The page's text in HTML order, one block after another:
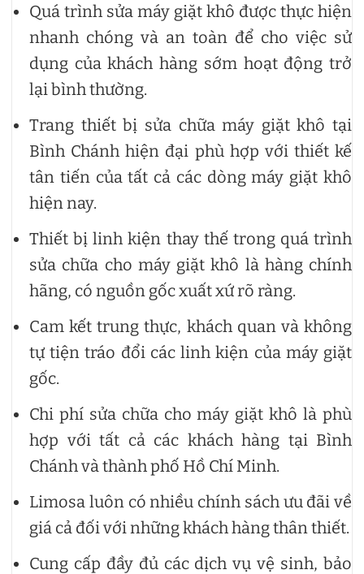
Quá trình sửa máy giặt khô được thực hiện
nhanh chóng và an toàn để cho việc sử
dụng của khách hàng sớm hoạt động trở
lại bình thường.
Trang thiết bị sửa chữa máy giặt khô tại
Bình Chánh hiện đại phù hợp với thiết kế
tân tiến của tất cả các dòng máy giặt khô
hiện nay.
Thiết bị linh kiện thay thế trong quá trình
sửa chữa cho máy giặt khô là hàng chính
hãng, có nguồn gốc xuất xứ rõ ràng.
Cam kết trung thực, khách quan và không
tự tiện tráo đổi các linh kiện của máy giặt
gốc.
Chi phí sửa chữa cho máy giặt khô là phù
hợp với tất cả các khách hàng tại Bình
Chánh và thành phố Hồ Chí Minh.
Limosa luôn có nhiều chính sách ưu đãi về
giá cả đối với những khách hàng thân thiết.
Cung cấp đầy đủ các dịch vụ vệ sinh, bảo